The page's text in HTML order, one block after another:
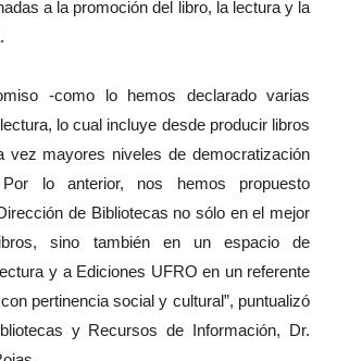
a la promoción del libro, la lectura y la
-como lo hemos declarado varias
lo cual incluye desde producir libros
vez mayores niveles de democratización
lo anterior, nos hemos propuesto
de Bibliotecas no sólo en el mejor
sino también en un espacio de
y a Ediciones UFRO en un referente
pertinencia social y cultural”, puntualizó
y Recursos de Información, Dr.